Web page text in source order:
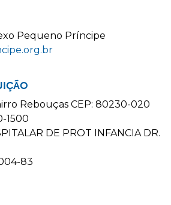
Pequeno Príncipe
Rebouças CEP: 80230-020
1500
DE PROT INFANCIA DR.
83